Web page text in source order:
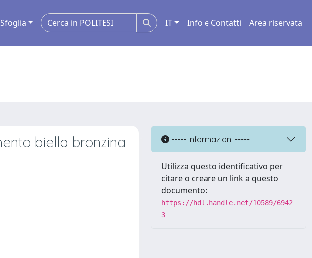
Sfoglia IT Info e Contatti Area riservata
biella bronzina
----- Informazioni -----
Utilizza questo identificativo per
citare o creare un link a questo
documento:
https://hdl.handle.net/10589/6942
3